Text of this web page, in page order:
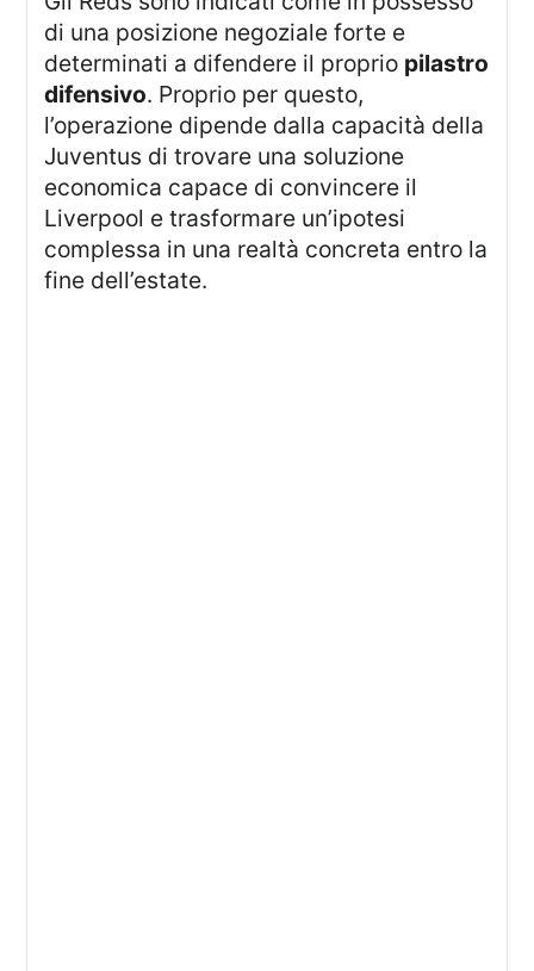
di una posizione negoziale forte e
determinati a difendere il proprio pilastro
difensivo. Proprio per questo,
l’operazione dipende dalla capacità della
Juventus di trovare una soluzione
economica capace di convincere il
Liverpool e trasformare un’ipotesi
complessa in una realtà concreta entro la
fine dell’estate.